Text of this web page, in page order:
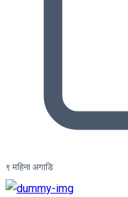
९ महिना अगाडि